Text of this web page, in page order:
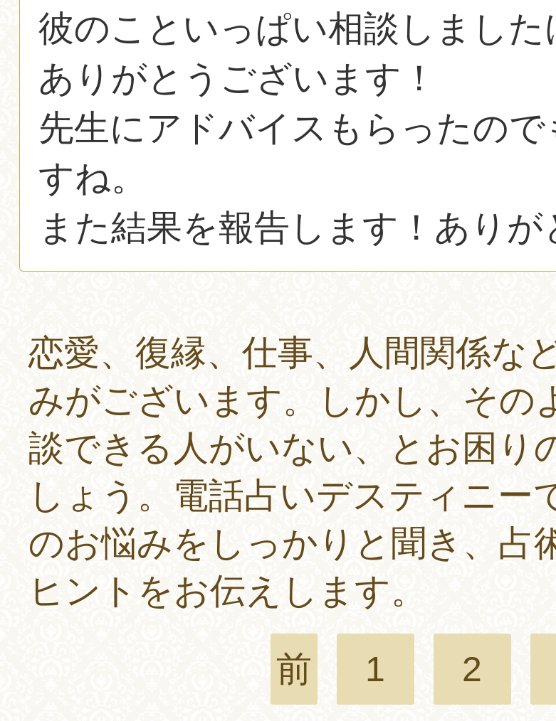
彼のこといっぱい相談しまし
ありがとうございます！
先生にアドバイスもらったの
すね。
また結果を報告します！ありが
恋愛、復縁、仕事、人間関係な
みがございます。しかし、その
談できる人がいない、とお困り
しょう。電話占いデスティニー
のお悩みをしっかりと聞き、占
ヒントをお伝えします。
前
1 2